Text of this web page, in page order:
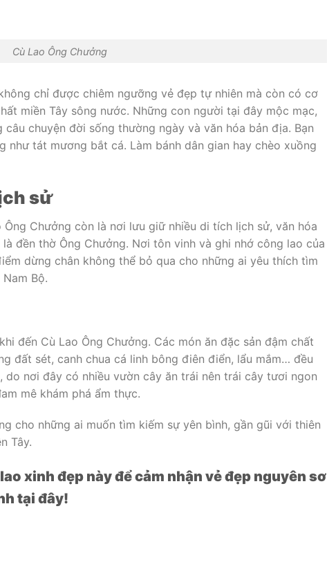
Cù Lao Ông Chưởng
chỉ được chiêm ngưỡng vẻ đẹp tự nhiên mà còn có cơ
miền Tây sông nước. Những con người tại đây mộc mạc,
câu chuyện đời sống thường ngày và văn hóa bản địa. Bạn
như tát mương bắt cá. Làm bánh dân gian hay chèo xuồng
sử
Ông Chưởng còn là nơi lưu giữ nhiều di tích lịch sử, văn hóa
đền thờ Ông Chưởng. Nơi tôn vinh và ghi nhớ công lao của
dừng chân không thể bỏ qua cho những ai yêu thích tìm
Bộ.
đến Cù Lao Ông Chưởng. Các món ăn đặc sản đậm chất
đất sét, canh chua cá linh bông điên điển, lẩu mắm… đều
nơi đây có nhiều vườn cây ăn trái nên trái cây tươi ngon
mê khám phá ẩm thực.
cho những ai muốn tìm kiếm sự yên bình, gần gũi với thiên
Tây.
xinh đẹp này để cảm nhận vẻ đẹp nguyên sơ
tại đây!